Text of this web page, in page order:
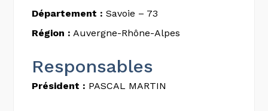
Département : Savoie – 73
Région : Auvergne-Rhône-Alpes
Responsables
Président : PASCAL MARTIN